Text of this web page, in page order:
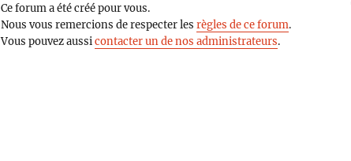
Ce forum a été créé pour vous.
Nous vous remercions de respecter lesrègles de ce forum.
Vous pouvez aussicontacter un de nos administrateurs.